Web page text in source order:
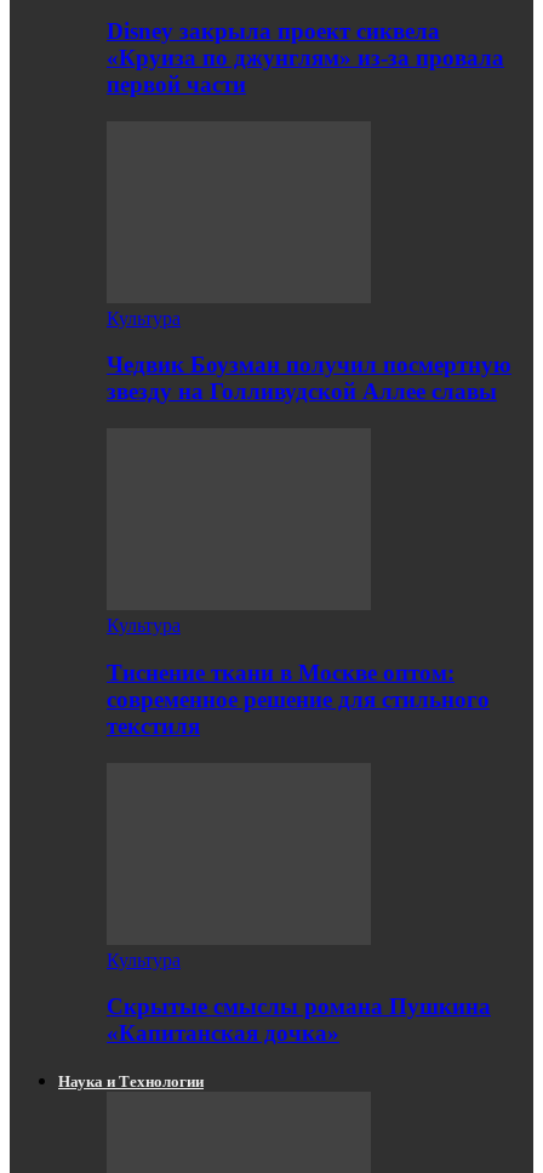
Disney закрыла проект сиквела
«Круиза по джунглям» из-за провала
первой части
Культура
Чедвик Боузман получил посмертную
звезду на Голливудской Аллее славы
Культура
Тиснение ткани в Москве оптом:
современное решение для стильного
текстиля
Культура
Скрытые смыслы романа Пушкина
«Капитанская дочка»
Наука и Технологии